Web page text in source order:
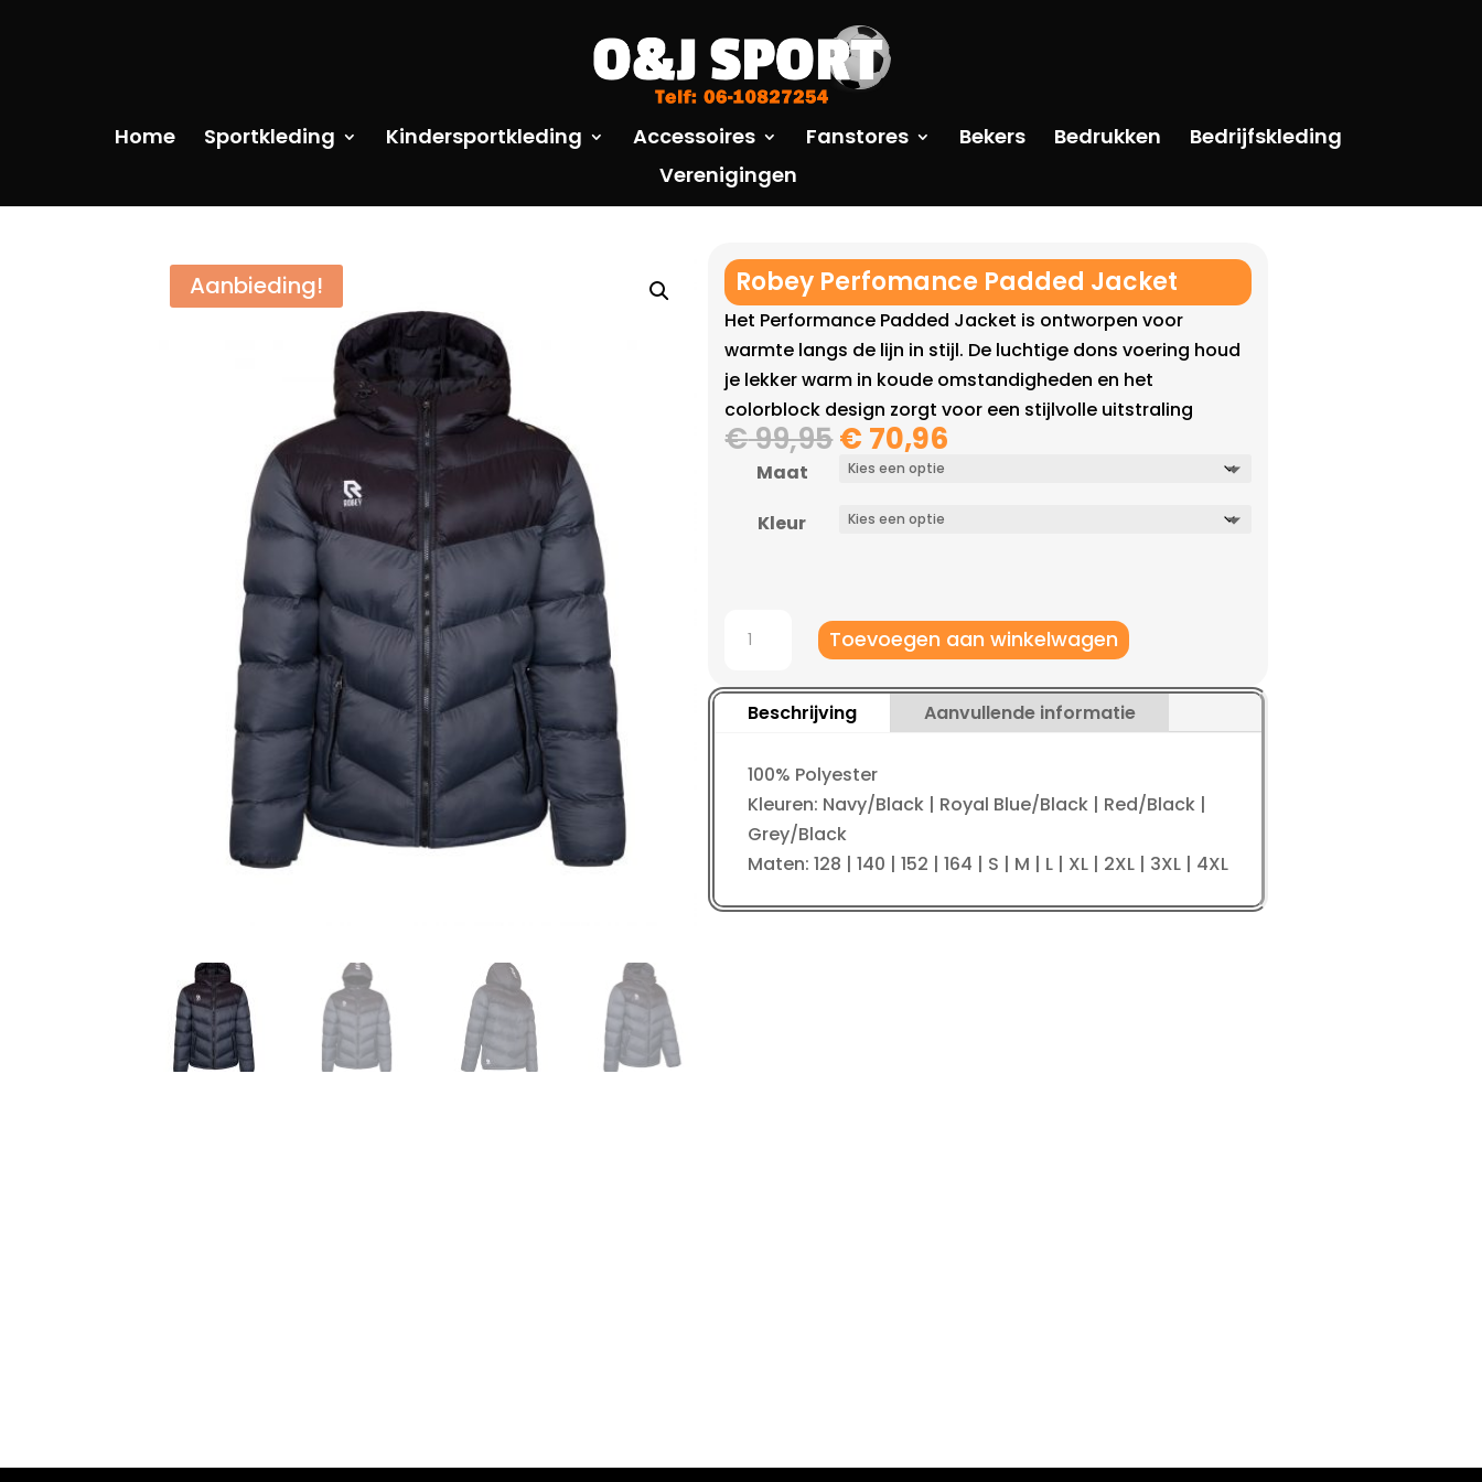
Home Sportkleding Kindersportkleding Accessoires Fanstores Bekers Bedrukken
Bedrijfskleding
Verenigingen
Aanbieding! Robey Perfomance Padded Jacket
Het Performance Padded Jacket is ontworpen voor
warmte langs de lijn in stijl. De luchtige dons voering houd
je lekker warm in koude omstandigheden en het
colorblock design zorgt voor een stijlvolle uitstraling
€99,95Oorspronkelijke
prijs
€ 99,95.
€ 70,96
Maat
Kleur
Perfomance
Padded
Jacket
Toevoegen aan winkelwagen
Beschrijving Aanvullende informatie
100% Polyester
Kleuren: Navy/Black | Royal Blue/Black | Red/Black |
Grey/Black
Maten: 128 | 140 | 152 | 164 | S | M | L | XL | 2XL | 3XL | 4XL